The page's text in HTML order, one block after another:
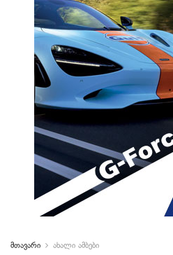
მთავარი ახალი ამბები